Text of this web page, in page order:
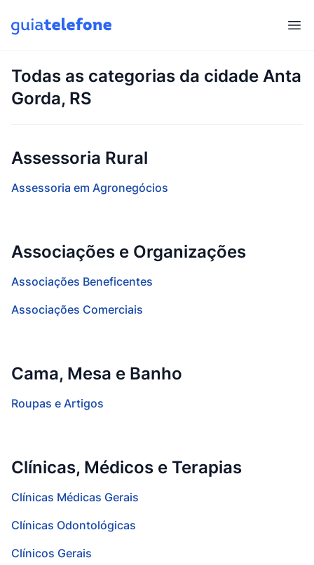
Todas as categorias da cidade Anta
Gorda, RS
Assessoria Rural
Assessoria em Agronegócios
Associações e Organizações
Associações Beneficentes
Associações Comerciais
Cama, Mesa e Banho
Roupas e Artigos
Clínicas, Médicos e Terapias
Clínicas Médicas Gerais
Clínicas Odontológicas
Clínicos Gerais